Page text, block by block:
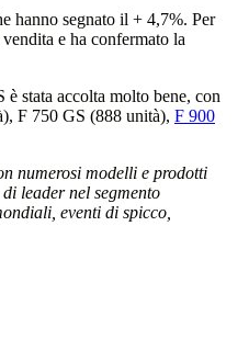
hanno segnato il + 4,7%. Per
e ha confermato la
stata accolta molto bene, con
F 750 GS (888 unità), F 900
numerosi modelli e prodotti
leader nel segmento
eventi di spicco,